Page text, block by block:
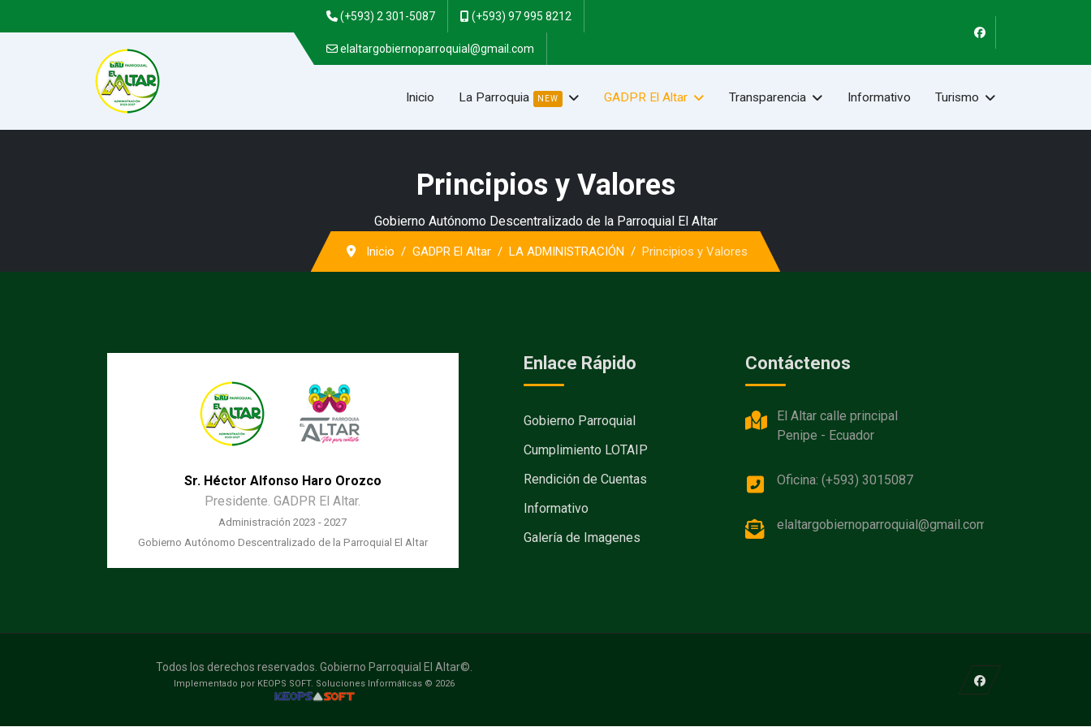
(+593) 2 301-5087 (+593) 97 995 8212
elaltargobiernoparroquial@gmail.com
Inicio La Parroquia NEW GADPR El Altar Transparencia Informativo Turismo
Principios y Valores
Gobierno Autónomo Descentralizado de la Parroquial El Altar
Inicio GADPR El Altar LA ADMINISTRACIÓN Principios y Valores
Sr. Héctor Alfonso Haro Orozco
Presidente. GADPR El Altar.
Administración 2023 - 2027
Gobierno Autónomo Descentralizado de la Parroquial El Altar
Enlace Rápido
Gobierno Parroquial
Cumplimiento LOTAIP
Rendición de Cuentas
Informativo
Galería de Imagenes
Contáctenos
El Altar calle principal
Penipe - Ecuador
Oficina: (+593) 3015087
elaltargobiernoparroquial@gmail.com
Todos los derechos reservados. Gobierno Parroquial El Altar©.
Implementado por KEOPS SOFT. Soluciones Informáticas © 2026